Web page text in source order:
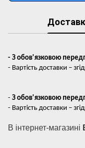
- З обов'язковою
- Вартість доставки –
- З обов'язковою
- Вартість доставки –
В інтернет-магазині